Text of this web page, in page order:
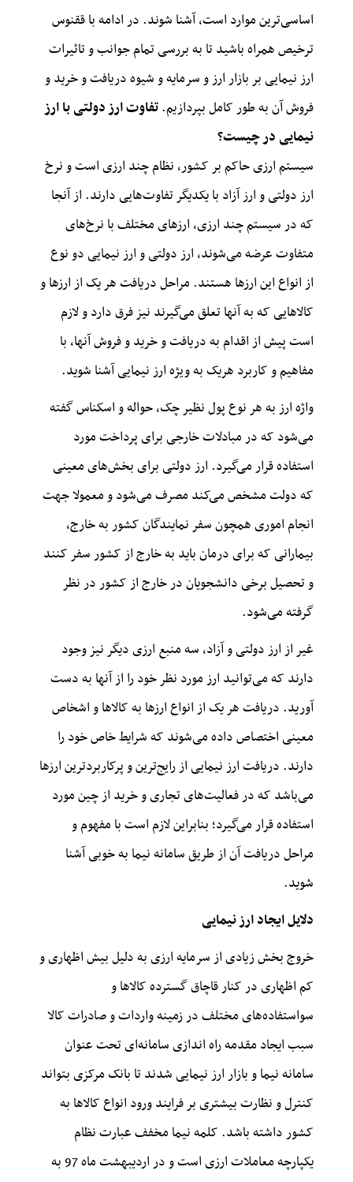
اساسی‌ترین موارد است، آشنا شوند. در ادامه با ققنوس
ترخیص همراه باشید تا به بررسی تمام جوانب و تاثیرات
ارز نیمایی بر بازار ارز و سرمایه و شیوه دریافت و خرید و
فروش آن به طور کامل بپردازیم.تفاوت ارز دولتی با ارز
نیمایی در چیست؟
سیستم ارزی حاکم بر کشور، نظام چند ارزی است و نرخ
ارز دولتی و ارز آزاد با یکدیگر تفاوت‌هایی دارند. از آنجا
که در سیستم چند ارزی، ارزهای مختلف با نرخ‌های
متفاوت عرضه می‌شوند، ارز دولتی و ارز نیمایی دو نوع
از انواع این ارزها هستند. مراحل دریافت هر یک از ارزها و
کالاهایی که به آنها تعلق می‌گیرند نیز فرق دارد و لازم
است پیش از اقدام به دریافت و خرید و فروش آنها، با
مفاهیم و کاربرد هریک به ویژه ارز نیمایی آشنا شوید.
واژه ارز به هر نوع پول نظیر چک، حواله و اسکناس گفته
می‌شود که در مبادلات خارجی برای پرداخت مورد
استفاده قرار می‌گیرد. ارز دولتی برای بخش‌های معینی
که دولت مشخص می‌کند مصرف می‌شود و معمولا جهت
انجام اموری همچون سفر نمایندگان کشور به خارج،
بیمارانی که برای درمان باید به خارج از کشور سفر کنند
و تحصیل برخی دانشجویان در خارج از کشور در نظر
گرفته می‌شود.
غیر از ارز دولتی و آزاد، سه منبع ارزی دیگر نیز وجود
دارند که می‌توانید ارز مورد نظر خود را از آنها به دست
آورید. دریافت هر یک از انواع ارزها به کالاها و اشخاص
معینی اختصاص داده می‌شوند که شرایط خاص خود را
دارند. دریافت ارز نیمایی از رایج‌ترین و پرکاربردترین ارزها
می‌باشد که در فعالیت‌های تجاری وخرید از چینمورد
استفاده قرار می‌گیرد؛ بنابراین لازم است با مفهوم و
مراحل دریافت آن از طریق سامانه نیما به خوبی آشنا
شوید.
دلایل ایجاد ارز نیمایی
خروج بخش زیادی از سرمایه ارزی به دلیل بیش اظهاری و
کم اظهاری در کنار قاچاق گسترده کالاها و
سواستفاده‌های مختلف در زمینه واردات و صادرات کالا
سبب ایجاد مقدمه راه اندازی سامانه‌ای تحت عنوان
سامانه نیما و بازار ارز نیمایی شدند تا بانک مرکزی بتواند
کنترل و نظارت بیشتری بر فرایند ورود انواع کالاها به
کشور داشته باشد. کلمه نیما مخفف عبارت نظام
یکپارچه معاملات ارزی است و در اردیبهشت ماه 97 به